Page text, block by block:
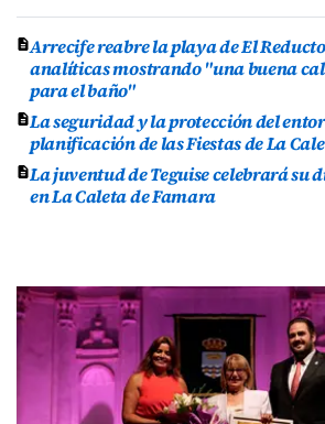
Arrecife reabre la playa de El
analíticas mostrando "una buena
para el baño"
La seguridad y la protección del
planificación de las Fiestas de La
La juventud de Teguise celebrará su
en La Caleta de Famara